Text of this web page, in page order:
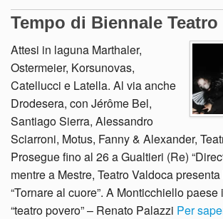
Tempo di Biennale Teatro
Attesi in laguna Marthaler,
Ostermeier, Korsunovas,
Catellucci e Latella. Al via anche
Drodesera, con Jérôme Bel,
Santiago Sierra, Alessandro
Sciarroni, Motus, Fanny & Alexander,
Prosegue fino al 26 a Gualtieri (Re)
mentre a Mestre, Teatro Valdoca
“Tornare al cuore”. A Monticchiello
“teatro povero” – Renato Palazzi Per